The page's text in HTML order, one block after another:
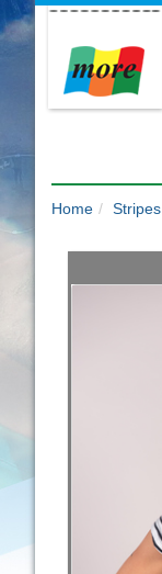
Home Stripes